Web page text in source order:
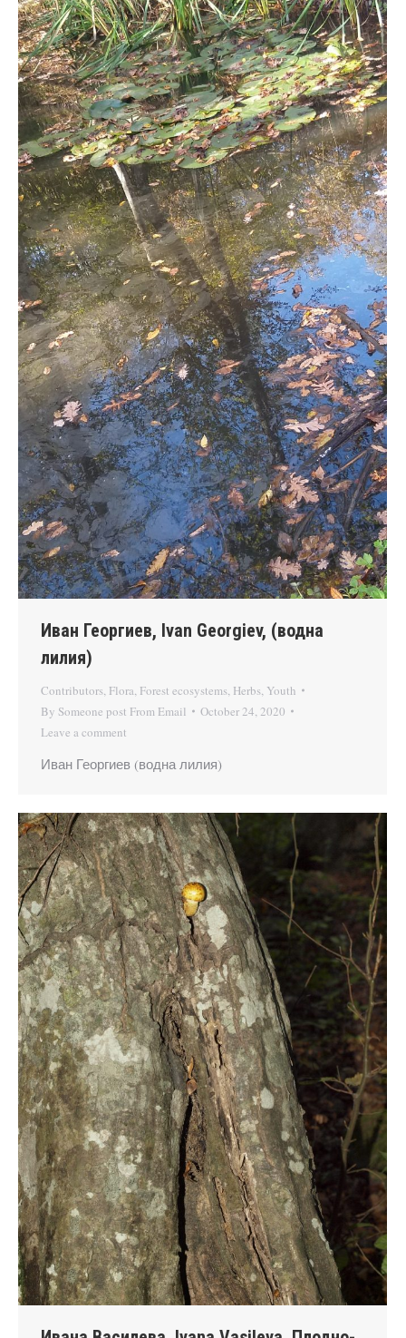
Иван Георгиев, Ivan Georgiev, (водна
лилия)
Contributors, Flora, Forest ecosystems, Herbs, Youth
By Someone post From Email
October 24, 2020
Leave a comment
Иван Георгиев (водна лилия)